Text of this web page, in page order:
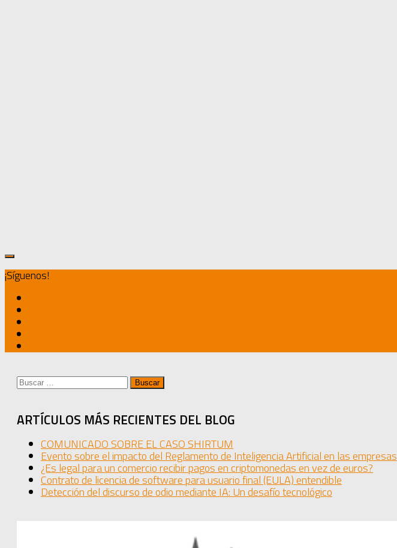
¡Síguenos!
Buscar:
ARTÍCULOS MÁS RECIENTES DEL BLOG
COMUNICADO SOBRE EL CASO SHIRTUM
Evento sobre el impacto del Reglamento de Inteligencia Artificial en las empresas
¿Es legal para un comercio recibir pagos en criptomonedas en vez de euros?
Contrato de licencia de software para usuario final (EULA) entendible
Detección del discurso de odio mediante IA: Un desafío tecnológico